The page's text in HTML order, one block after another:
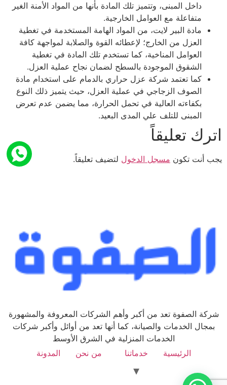
داخل المبنى، وتتميز تلك المادة بأنها من المواد الأمنة الغير
متفاعلة مع العوامل الخارجية.
مادة البير لايت، من المواد الهامة المستخدمة في تغطية
العزل من الخارج؛ لإعطائه القوة والصلابة لمواجهة كافة
العوامل المناخية، كما تستخدم تلك المادة في تغطية
الشقوق الموجودة بالسطح لضمان نجاح عملية العزل.
كما تعتمد شركة عزل حراري بالدمام على استخدام مادة
الصوف الزجاجي في عملية العزل، حيث يتميز ذلك النوع
بكفاءته العالية في تحمل الحرارة، مما يضمن عدم تعرض
المبنى للتلف علي المدى البعيد.
اترك تعليقاً
يجب أنت تكون مسجل الدخول لتضيف تعليقاً.
شركة الصفوة تعد من أكبر وأهم الشركات المعروفة والمشهورة
بمجال الخدمات والصيانة، كما أنها تعد من أوائل وأكبر شركات
الخدمات المنزلية في الشرق الأوسط
الرئيسية
خدماتنا من نحن المدونة